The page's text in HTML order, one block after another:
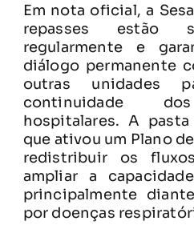
Em nota oficial, a
repasses estão
regularmente e
diálogo permanente
outras unidades
continuidade
hospitalares. A
que ativou um Plano
redistribuir os
ampliar a
principalmente
por doenças